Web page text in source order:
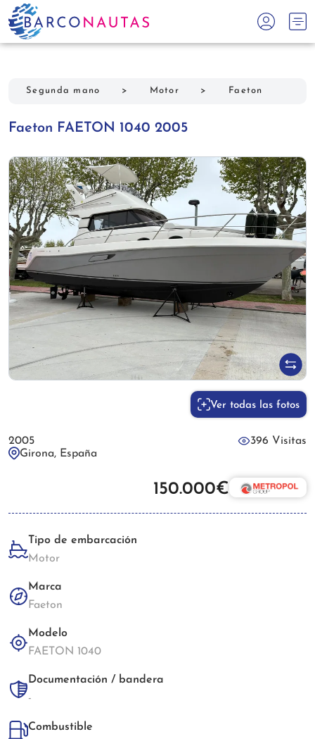
Segunda mano > Motor > Faeton
Faeton FAETON 1040 2005
Ver todas las fotos
2005
396 Visitas
Girona, España
150.000€
Tipo de embarcación
Motor
Marca
Faeton
Modelo
FAETON 1040
Documentación / bandera
-
Combustible